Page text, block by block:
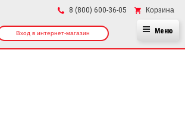
8 (800) 600-36-05 Корзина
Вход в интернет-магазин Меню
×